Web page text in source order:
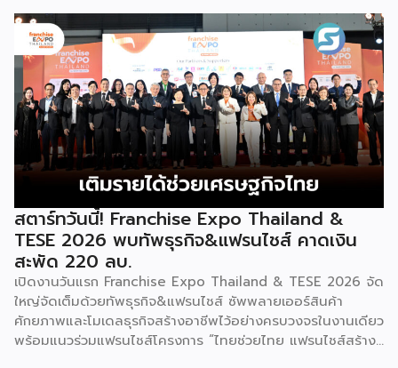
2026 ให้แก่ผู้ประกอบธุรกิจแฟรนไชส์ที่อยู่ในการส่งเสริมสนับสนุน
ของกรมฯ นายพูนพงษ์ นัยนาภากรณ์ อธิบดีกรมพัฒนาธุรกิจ
การค้า กระทรวงพาณิชย์ เปิดเผยภายหลังเป็นประธานเปิดงาน
“งานแฟรนไชส์ เอ็กซ์โป ไทยแลนด์ บาย สมาร์ท เอสเอ็มอี เอ็กซ์
โป (Franchise Expo Thailand by Smart SME Expo)” ซึ่ง
เป็นงานแสดงธุรกิจแฟรนไชส์ชั้นนำที่จัดขึ้นโดย บริษัท พีเอ็มจี
คอร์ปอเรชัน จำกัด เพื่อยกระดับศักยภาพของผู้ประกอบการและ
เจ้าของธุรกิจที่ต้องการขยายกิจการผ่านระบบแฟรนไชส์ […]
สตาร์ทวันนี้! Franchise Expo Thailand &
TESE 2026 พบทัพธุรกิจ&แฟรนไชส์ คาดเงิน
สะพัด 220 ลบ.
เปิดงานวันแรก Franchise Expo Thailand & TESE 2026 จัด
ใหญ่จัดเต็มด้วยทัพธุรกิจ&แฟรนไชส์ ซัพพลายเออร์สินค้า
ศักยภาพและโมเดลธุรกิจสร้างอาชีพไว้อย่างครบวงจรในงานเดียว
พร้อมแนวร่วมแฟรนไชส์โครงการ “ไทยช่วยไทย แฟรนไชส์สร้าง